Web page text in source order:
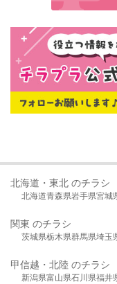
北海道・東北 のチラシ
北海道青森県岩手県宮城
関東 のチラシ
茨城県栃木県群馬県埼玉
甲信越・北陸 のチラシ
新潟県富山県石川県福井